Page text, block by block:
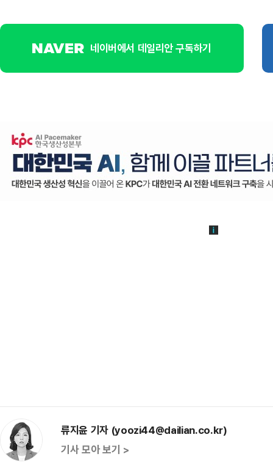
네이버에서 데일리안 구독하기
류지윤 기자 (yoozi44@dailian.co.kr)
기사 모아 보기 >